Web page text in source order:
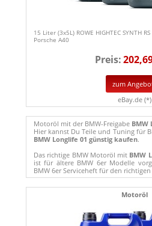
15 Liter (3x5L) ROWE HIGHTEC SYNTH
Porsche A40
Preis:
zum
eBay.de (*)
Motoröl mit der BMW-Freigabe BMW
Hier kannst Du Teile und Tuning für
BMW Longlife 01 günstig kaufen.
Das richtige BMW Motoröl mit BMW
ist für ältere BMW 6er Modelle
BMW 6er Serviceheft für den
Motoröl